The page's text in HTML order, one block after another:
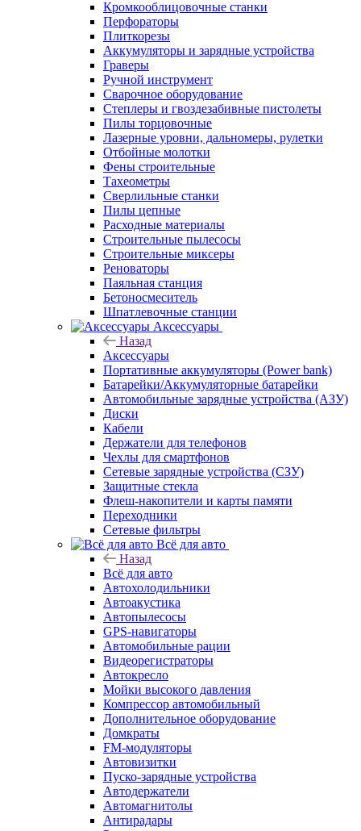
Кромкооблицовочные станки
Перфораторы
Плиткорезы
Аккумуляторы и зарядные устройства
Граверы
Ручной инструмент
Сварочное оборудование
Степлеры и гвоздезабивные пистолеты
Пилы торцовочные
Лазерные уровни, дальномеры, рулетки
Отбойные молотки
Фены строительные
Тахеометры
Сверлильные станки
Пилы цепные
Расходные материалы
Строительные пылесосы
Строительные миксеры
Реноваторы
Паяльная станция
Бетоносмеситель
Шпатлевочные станции
Аксессуары
Назад
Аксессуары
Портативные аккумуляторы (Power bank)
Батарейки/Аккумуляторные батарейки
Автомобильные зарядные устройства (АЗУ)
Диски
Кабели
Держатели для телефонов
Чехлы для смартфонов
Сетевые зарядные устройства (СЗУ)
Защитные стекла
Флеш-накопители и карты памяти
Переходники
Сетевые фильтры
Всё для авто
Назад
Всё для авто
Автохолодильники
Автоакустика
Автопылесосы
GPS-навигаторы
Автомобильные рации
Видеорегистраторы
Автокресло
Мойки высокого давления
Компрессор автомобильный
Дополнительное оборудование
Домкраты
FM-модуляторы
Автовизитки
Пуско-зарядные устройства
Автодержатели
Автомагнитолы
Антирадары